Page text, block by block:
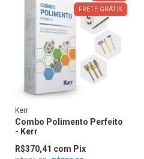
FRETE GRÁTIS
Kerr
Combo Polimento Perfeito
- Kerr
R$370,41 com Pix